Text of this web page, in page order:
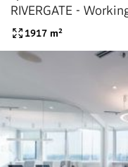
RIVERGATE -
1917 m²